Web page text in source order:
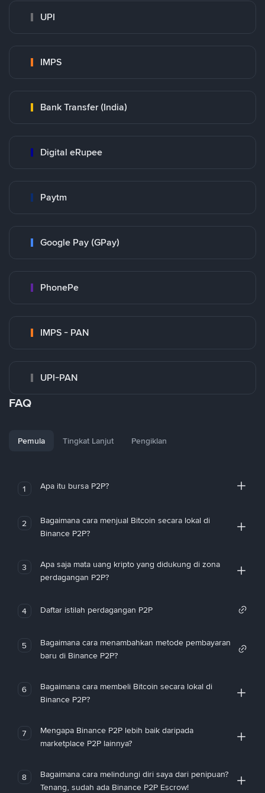
UPI
IMPS
Bank Transfer (India)
Digital eRupee
Paytm
Google Pay (GPay)
PhonePe
IMPS - PAN
UPI-PAN
FAQ
Pemula Tingkat Lanjut Pengiklan
1 Apa itu bursa P2P?
2
Bagaimana cara menjual Bitcoin secara lokal di
Binance P2P?
3
Apa saja mata uang kripto yang didukung di zona
perdagangan P2P?
4 Daftar istilah perdagangan P2P
5
Bagaimana cara menambahkan metode pembayaran
baru di Binance P2P?
6
Bagaimana cara membeli Bitcoin secara lokal di
Binance P2P?
7
Mengapa Binance P2P lebih baik daripada
marketplace P2P lainnya?
8
Bagaimana cara melindungi diri saya dari penipuan?
Tenang, sudah ada Binance P2P Escrow!